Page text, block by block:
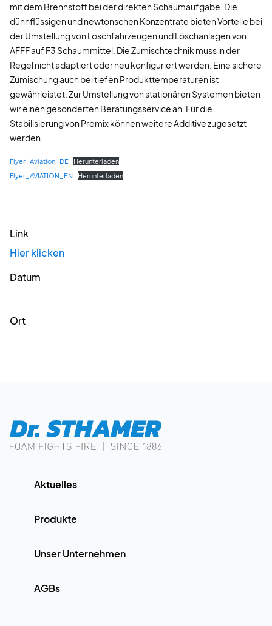
mit dem Brennstoff bei der direkten Schaumaufgabe. Die
dünnflüssigen und newtonschen Konzentrate bieten Vorteile bei
der Umstellung von Löschfahrzeugen und Löschanlagen von
AFFF auf F3 Schaummittel. Die Zumischtechnik muss in der
Regel nicht adaptiert oder neu konfiguriert werden. Eine sichere
Zumischung auch bei tiefen Produkttemperaturen ist
gewährleistet. Zur Umstellung von stationären Systemen bieten
wir einen gesonderten Beratungsservice an. Für die
Stabilisierung von Premix können weitere Additive zugesetzt
werden.
Flyer_Aviation_DE
Herunterladen
Flyer_AVIATION_EN
Herunterladen
Link
Hier klicken
Datum
Ort
Aktuelles
Produkte
Unser Unternehmen
AGBs